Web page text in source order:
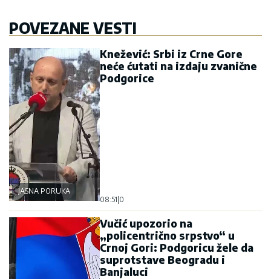
POVEZANE VESTI
JASNA PORUKA
Knežević: Srbi iz Crne Gore
neće ćutati na izdaju zvanične
Podgorice
08:51 0
Vučić upozorio na
„policentrično srpstvo“ u
Crnoj Gori: Podgoricu žele da
suprotstave Beogradu i
Banjaluci